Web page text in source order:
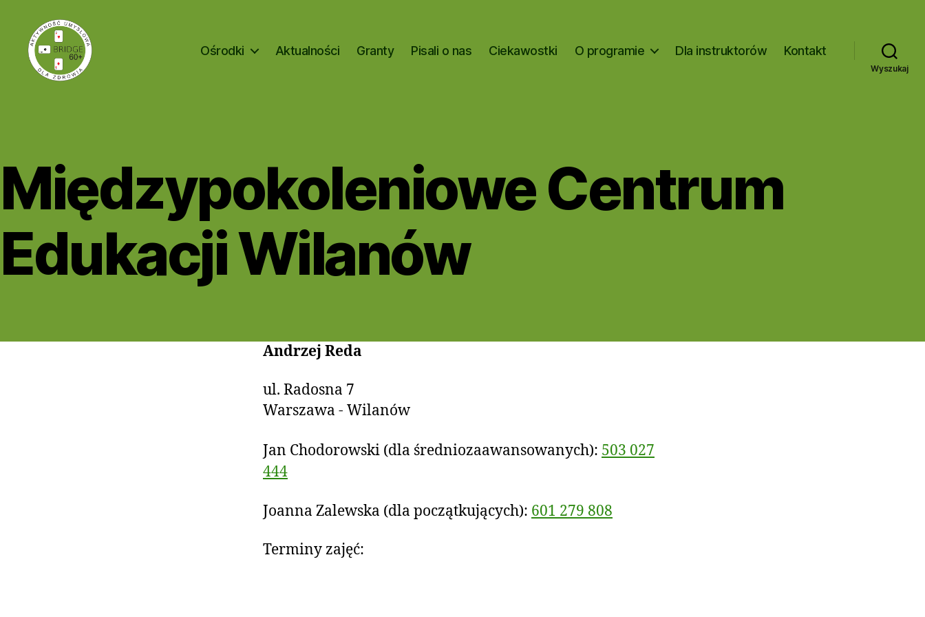
Ośrodki Aktualności Granty Pisali o nas Ciekawostki O programie Dla instruktorów Kontakt
Wyszukaj
Międzypokoleniowe Centrum
Edukacji Wilanów
Andrzej Reda
ul. Radosna 7
Warszawa - Wilanów
Jan Chodorowski (dla średniozaawansowanych): 503 027
444
Joanna Zalewska (dla początkujących): 601 279 808
Terminy zajęć: